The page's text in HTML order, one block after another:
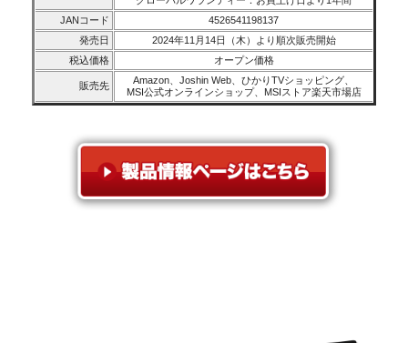
JANコード
4526541198137
発売日
2024年11月14日（木）より順次販売開始
税込価格
オープン価格
販売先
Amazon、Joshin Web、ひかりTVショッピング、
MSI公式オンラインショップ、MSIストア楽天市場店